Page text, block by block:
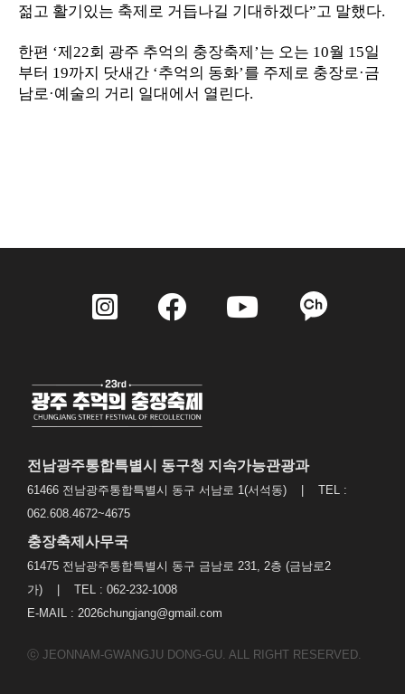
젊고 활기있는 축제로 거듭나길 기대하겠다”고 말했다.
한편 ‘제22회 광주 추억의 충장축제 ’는 오는 10월 15일
부터 19까지 닷새간 ‘추억의 동화’를 주제로 충장로·금
남로·예술의 거리 일대에서 열린다.
전남광주통합특별시 동구청 지속가능관광과
61466 전남광주통합특별시 동구 서남로 1(서석동) | TEL :
062.608.4672~4675
충장축제사무국
61475 전남광주통합특별시 동구 금남로 231, 2층 (금남로2
가) | TEL : 062-232-1008
E-MAIL : 2026chungjang@gmail.com
ⓒ JEONNAM-GWANGJU DONG-GU. ALL RIGHT RESERVED.